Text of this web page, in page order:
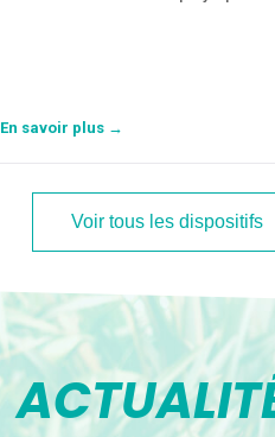
En savoir plus →
Voir tous les dispositifs